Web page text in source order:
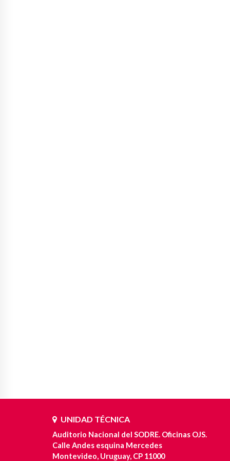
UNIDAD TÉCNICA
Auditorio Nacional del SODRE. Oficinas OJS.
Calle Andes esquina Mercedes
Montevideo, Uruguay, CP 11000